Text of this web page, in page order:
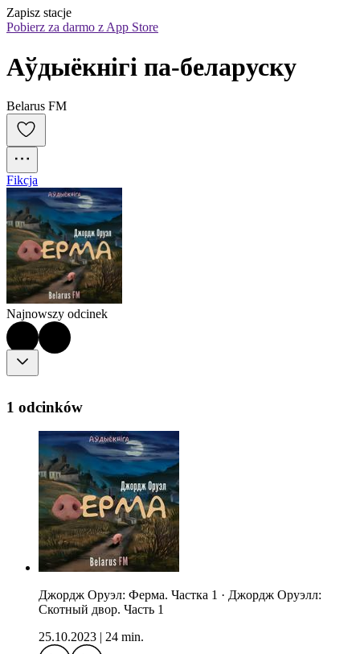
Zapisz stacje
Pobierz za darmo z App Store
Аўдыёкнігі па-беларуску
Belarus FM
Fikcja
Najnowszy odcinek
1 odcinków
Джордж Оруэл: Ферма. Частка 1 · Джордж Оруэлл:
Скотный двор. Часть 1
25.10.2023
24 min.